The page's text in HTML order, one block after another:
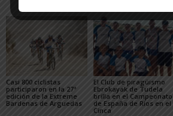
Casi 800 ciclistas
participaron en la 27ª
edición de la Extreme
Bardenas de Arguedas
El Club de piragüismo
Ebrokayak de Tudela
brilla en el Campeonato
de España de Ríos en el
Cinca